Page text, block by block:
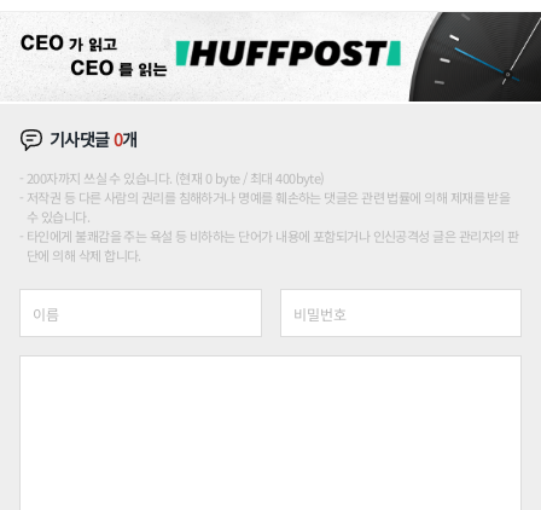
기사댓글0개
200자까지 쓰실 수 있습니다. (현재 0 byte / 최대 400byte)
저작권 등 다른 사람의 권리를 침해하거나 명예를 훼손하는 댓글은 관련 법률에 의해 제재를 받을
수 있습니다.
타인에게 불쾌감을 주는 욕설 등 비하하는 단어가 내용에 포함되거나 인신공격성 글은 관리자의 판
단에 의해 삭제 합니다.